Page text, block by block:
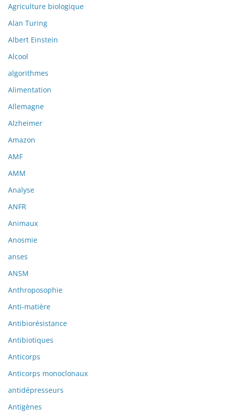
Agriculture biologique
Alan Turing
Albert Einstein
Alcool
algorithmes
Alimentation
Allemagne
Alzheimer
Amazon
AMF
AMM
Analyse
ANFR
Animaux
Anosmie
anses
ANSM
Anthroposophie
Anti-matière
Antibiorésistance
Antibiotiques
Anticorps
Anticorps monoclonaux
antidépresseurs
Antigènes